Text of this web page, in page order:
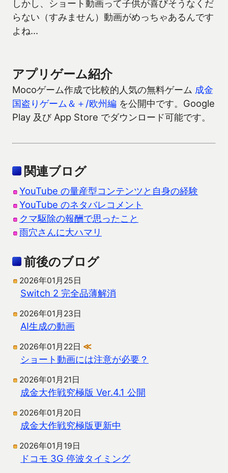
しかし、ショート動画って子供が喜びそうなくだ
らない（すみません）動画がめっちゃあるんです
よね…
アプリゲーム紹介
Mocoゲーム作成で比較的人気の無料ゲーム 成金
国盗りゲーム＆＋/欧州編 を公開中です。Google
Play 及び App Store でダウンロード可能です。
関連ブログ
YouTube の量産型コンテンツと自身の経験
YouTube のネタバレコメント
クマ駆除の報酬で思ったこと
雨穴さんに大ハマリ
前後のブログ
2026年01月25日
Switch 2 完全品薄解消
2026年01月23日
AI生成の動画
2026年01月22日 ≪
ショート動画には注意が必要？
2026年01月21日
成金大作戦究極版 Ver.4.1 公開
2026年01月20日
成金大作戦究極版更新中
2026年01月19日
ドコモ 3G 停波タイミング